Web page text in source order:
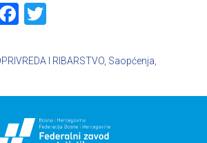
Facebook
I RIBARSTVO Saopćenja